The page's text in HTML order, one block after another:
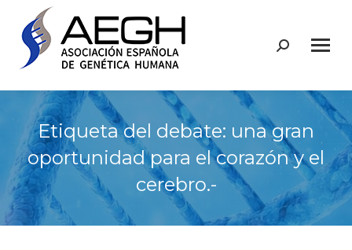
Buscar:
Etiqueta del debate: una gran
oportunidad para el corazón y el
cerebro.-